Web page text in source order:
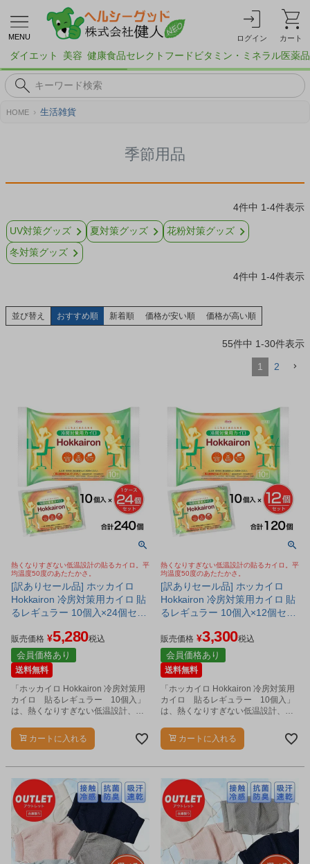
MENU ログイン カート
ダイエット 美容 健康食品セレクトフード ビタミン・ミネラル医薬品
HOME 生活雑貨
季節用品
4件中 1-4件表示
UV対策グッズ 夏対策グッズ
花粉対策グッズ
冬対策グッズ
4件中 1-4件表示
並び替え おすすめ順 新着順 価格が安い順 価格が高い順
55件中 1-30件表示
1 2
熱くなりすぎない低温設計の貼るカイロ。平
均温度50度のあたたかさ。
[訳ありセール品] ホッカイロ
Hokkairon 冷房対策用カイロ 貼
るレギュラー 10個入×24個セッ
限2027年1月31日まで [平均
50℃/熱くなりすぎない]
販売価格 ¥5,280税込
会員価格あり
送料無料
「ホッカイロ Hokkairon 冷房対策用
カイロ 貼るレギュラー 10個入」
は、熱くなりすぎない低温設計、平
の貼るカイロです。
カートに入れる
熱くなりすぎない低温設計の貼るカイロ。平
均温度50度のあたたかさ。
[訳ありセール品] ホッカイロ
Hokkairon 冷房対策用カイロ 貼
るレギュラー 10個入×12個セッ
限2027年1月31日まで [平均
50℃/熱くなりすぎない]
販売価格 ¥3,300税込
会員価格あり
送料無料
「ホッカイロ Hokkairon 冷房対策用
カイロ 貼るレギュラー 10個入」
は、熱くなりすぎない低温設計、平
の貼るカイロです。
カートに入れる